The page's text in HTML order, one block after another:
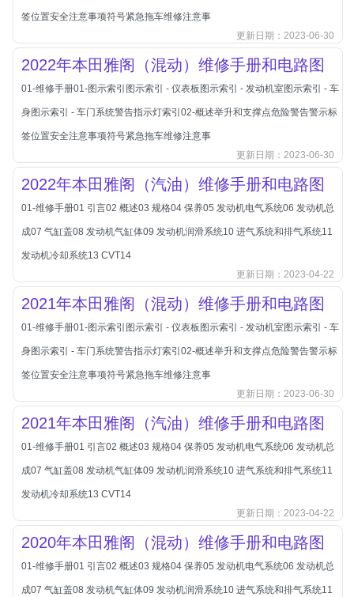
本田-东风本田
本田-海外本田
标致
标致
标致-进口
比亚迪
比亚迪
比亚迪-海外版
比亚迪商用车
比速
C
传祺
创维
昌河
曹操
长丰猎豹
长城
长安
长安-凯程
长安-欧尚
长安-睿行
长安-跨越
D
DS
签位置安全注意事项符号紧急拖车维修注意事
更新日期：2023-06-30
2022年本田雅阁（混动）维修手册和电路图
01-维修手册01-图示索引图示索引 - 仪表板图示索引 - 发动机室图示索引 - 车
身图示索引 - 车门系统警告指示灯索引02-概述举升和支撑点危险警告警示标
签位置安全注意事项符号紧急拖车维修注意事
更新日期：2023-06-30
2022年本田雅阁（汽油）维修手册和电路图
01-维修手册01 引言02 概述03 规格04 保养05 发动机电气系统06 发动机总
成07 气缸盖08 发动机气缸体09 发动机润滑系统10 进气系统和排气系统11
发动机冷却系统13 CVT14
更新日期：2023-04-22
2021年本田雅阁（混动）维修手册和电路图
01-维修手册01-图示索引图示索引 - 仪表板图示索引 - 发动机室图示索引 - 车
身图示索引 - 车门系统警告指示灯索引02-概述举升和支撑点危险警告警示标
签位置安全注意事项符号紧急拖车维修注意事
更新日期：2023-06-30
2021年本田雅阁（汽油）维修手册和电路图
01-维修手册01 引言02 概述03 规格04 保养05 发动机电气系统06 发动机总
成07 气缸盖08 发动机气缸体09 发动机润滑系统10 进气系统和排气系统11
发动机冷却系统13 CVT14
更新日期：2023-04-22
2020年本田雅阁（混动）维修手册和电路图
01-维修手册01 引言02 概述03 规格04 保养05 发动机电气系统06 发动机总
成07 气缸盖08 发动机气缸体09 发动机润滑系统10 进气系统和排气系统11